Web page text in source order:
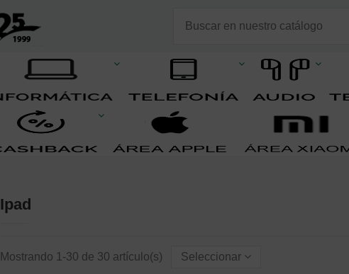
Ipad
Mostrando 1-30 de 30 artículo(s) Seleccionar